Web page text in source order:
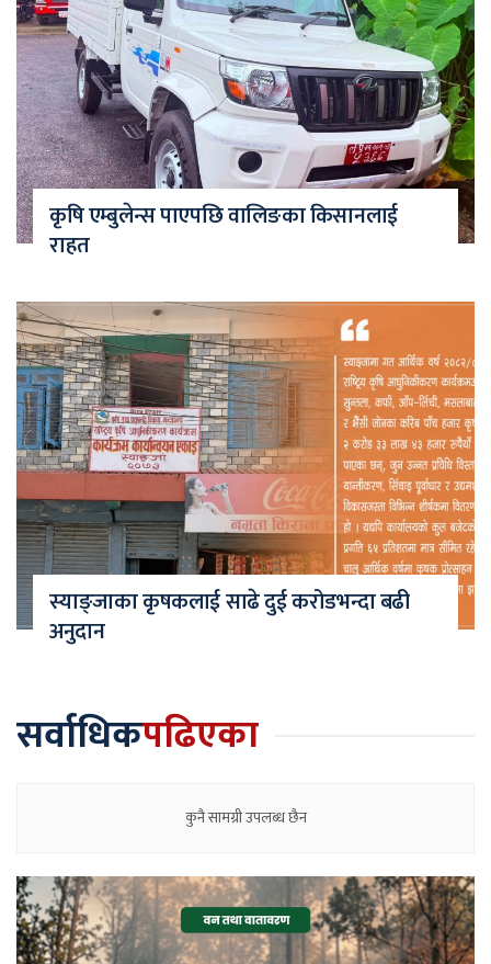
कृषि एम्बुलेन्स पाएपछि वालिङका किसानलाई
राहत
स्याङ्जाका कृषकलाई साढे दुई करोडभन्दा बढी
अनुदान
सर्वाधिकपढिएका
कुनै सामग्री उपलब्ध छैन